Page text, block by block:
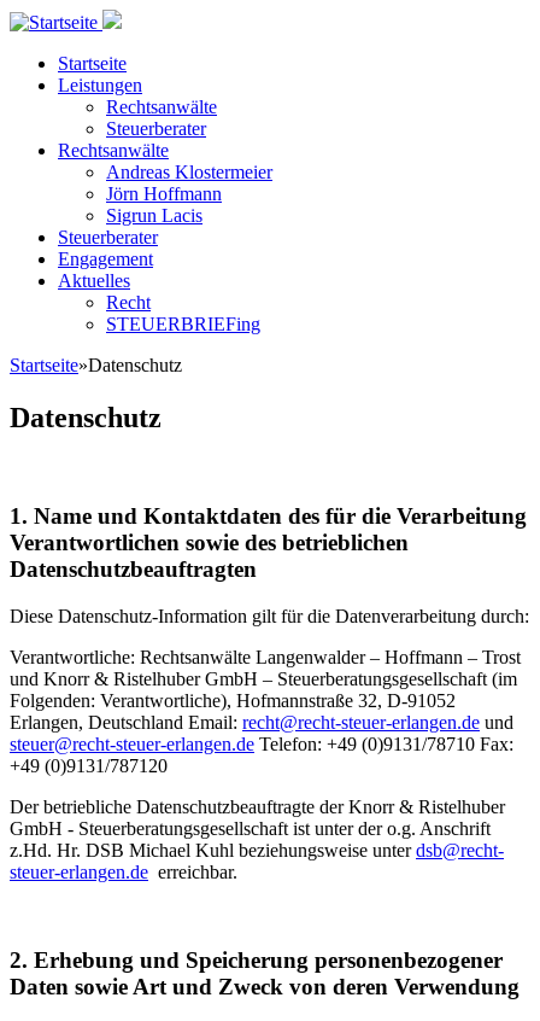
Direkt zum Inhalt
Steuerberater
in Erlangen
Startseite
Leistungen
Rechtsanwälte
Steuerberater
Rechtsanwälte
Andreas Klostermeier
Jörn Hoffmann
Sigrun Lacis
Steuerberater
Engagement
Aktuelles
Recht
STEUERBRIEFing
Startseite»Datenschutz
Datenschutz
1. Name und Kontaktdaten des für die Verarbeitung
Verantwortlichen sowie des betrieblichen
Datenschutzbeauftragten
Diese Datenschutz-Information gilt für die Datenverarbeitung durch:
Verantwortliche: Rechtsanwälte Langenwalder – Hoffmann – Trost
und Knorr & Ristelhuber GmbH – Steuerberatungsgesellschaft (im
Folgenden: Verantwortliche), Hofmannstraße 32, D-91052
Erlangen, Deutschland Email: recht@recht-steuer-erlangen.de und
steuer@recht-steuer-erlangen.de Telefon: +49 (0)9131/78710 Fax:
+49 (0)9131/787120
Der betriebliche Datenschutzbeauftragte der Knorr & Ristelhuber
GmbH - Steuerberatungsgesellschaft ist unter der o.g. Anschrift
z.Hd. Hr. DSB Michael Kuhl beziehungsweise unterdsb@recht-
steuer-erlangen.de erreichbar.
2. Erhebung und Speicherung personenbezogener
Daten sowie Art und Zweck von deren Verwendung